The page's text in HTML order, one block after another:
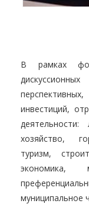
В рамках
инвестиций,
хозяйство,
туризм,
муниципальное